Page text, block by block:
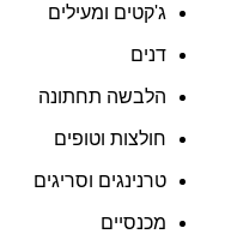
ג'קטים ומעילים
דנים
הלבשה תחתונה
חולצות וטופים
טרנינגים וסריגים
מכנסיים